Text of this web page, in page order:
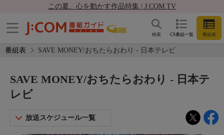
この夏、心を動かす作品特集 | J:COM TV
CS番組一覧 番組表
検索
番組表 SAVE MONEY/おちたらおわり - 日本テレビ
SAVE MONEY/おちたらおわり - 日本テ
レビ
放送スケジュール一覧